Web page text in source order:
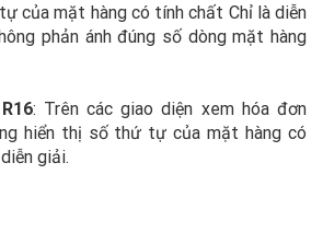
của mặt hàng có tính chất Chỉ là diễn
phản ánh đúng số dòng mặt hàng
: Trên các giao diện xem hóa đơn
hiển thị số thứ tự của mặt hàng có
giải.